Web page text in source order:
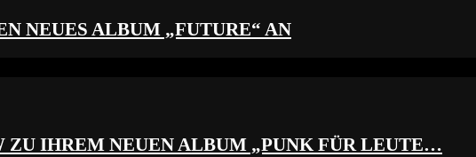
NEUES ALBUM „FUTURE“ AN
IHREM NEUEN ALBUM „PUNK FÜR LEUTE…